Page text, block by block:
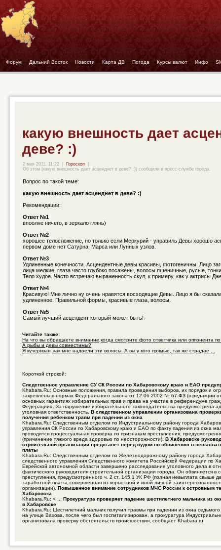
Форум - - Дальний Восток - - Новости - - Карта ДВ - - Погода - - Курсы валют - - Инфо - -
какую внешность дает
деве? :)
2 мая 2011, 11:22 Гороскоп
Об этом (какую внешность дает асценднет в деве? :)) сообщили в пресс-службе города.
Вопрос по такой теме:
какую внешность дает асценднет в деве? :)
Рекомендации:
Ответ №1
впоолне ничего, в зеркало глянь)
Ответ №2
хорошее телосложение, но только если Меркурий - управиль Девы хорошо
первом доме нет Сатурна, Марса или Лунных узлов.
Ответ №3
Удлиненные конечности. Асцендентные девы красивы, фотогеничны. Лицо
лица мелкие, глаза часто глубоко посажены, волосы пшеничные, русые,
Тело худое. Часто встречаю выраженность скул, к примеру, как у актрисы
Ответ №4
Красивую! Мне лично ну очень нравятся восходящие Девы. Лицо я бы
удлиненное. Правильной формы, красивые глаза, волосы.
Ответ №5
Самый лучший асцендент который может быть!
Читайте также:
На что вы обращаете внимание,когда смотрите фото ответчика или оппонента
А рыбы и девы совместимы?
Я кучерявая, как мне надоели эти волосы. А вы у кого прямые, так же страдае ...
Короткой строкой:
Следственное управление СУ СК России по Хабаровскому краю и ЕАО
Khabara.Ru: Основные положения, правила проведения выборов, их порядок и
закреплены в нормах Федерального закона от 12.06.2002 № 67-ФЗ (в редакции
основных гарантиях избирательных прав и права на участие в референдуме
Федерации». За нарушение избирательного законодательства предусмотрена
уголовная ответственность. В следственном управлении организована
получения ребенком травм при падении из окна
Khabara.Ru: Следственным отделом по Индустриальному району города
управления СК России по Хабаровскому краю и ЕАО по факту падения из окна
проводится процессуальная проверка по признакам преступления,
(причинение тяжкого вреда здоровью по неосторожности). В Хабаровске
строительной организации предстанет перед судом по обвинению в
платы
Khabara.Ru: Следственным отделом по Железнодорожному району города
следственного управления Следственного комитета Российской Федерации по
Еврейской автономной области завершено расследование уголовного дела в
фактического руководителя строительной организации города. Он обвиняется в
преступления, предусмотренного ч. 2 ст. 145.1 УК РФ (полная невыплата свыше
заработной платы, совершенная из корыстной и иной личной
организации). Повышенное внимание сотрудников МЧС России к островным
Хабаровска
Khabara.Ru: < ... Прокуратура проверяет падение шестилетнего мальчика из
в Хабаровске
Khabara.Ru: Шестилетний мальчик получил травмы при падении из окна
на улице Вахова, после чего был госпитализирован, а прокуратура
организовала проверку обстоятельств происшествия, сообщает Khabara.ru.